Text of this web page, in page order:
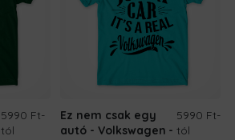
5990 Ft-
tól
Ez nem csak egy
autó - Volkswagen
5990 Ft-
tól